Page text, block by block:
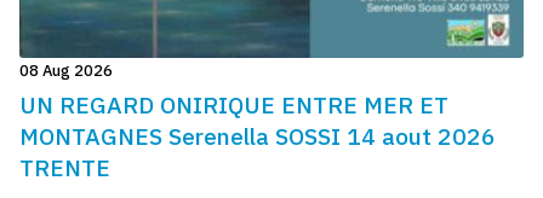
08 Aug 2026
UN REGARD ONIRIQUE ENTRE MER ET
MONTAGNES Serenella SOSSI 14 aout 2026
TRENTE